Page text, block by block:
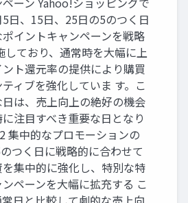
日、15日、25日の5のつく日
イントキャンペーンを戦略
しており、通常時を大幅に上
ト還元率の提供により購買
ィブを強化していま す。こ
日は、売上向上の絶好の機会
注目すべき重要な日となり
集中的なプロモーションの
つく日に戦略的に合わせて
集中的に強化し、特別な特
ペーンを大幅に拡充する こ